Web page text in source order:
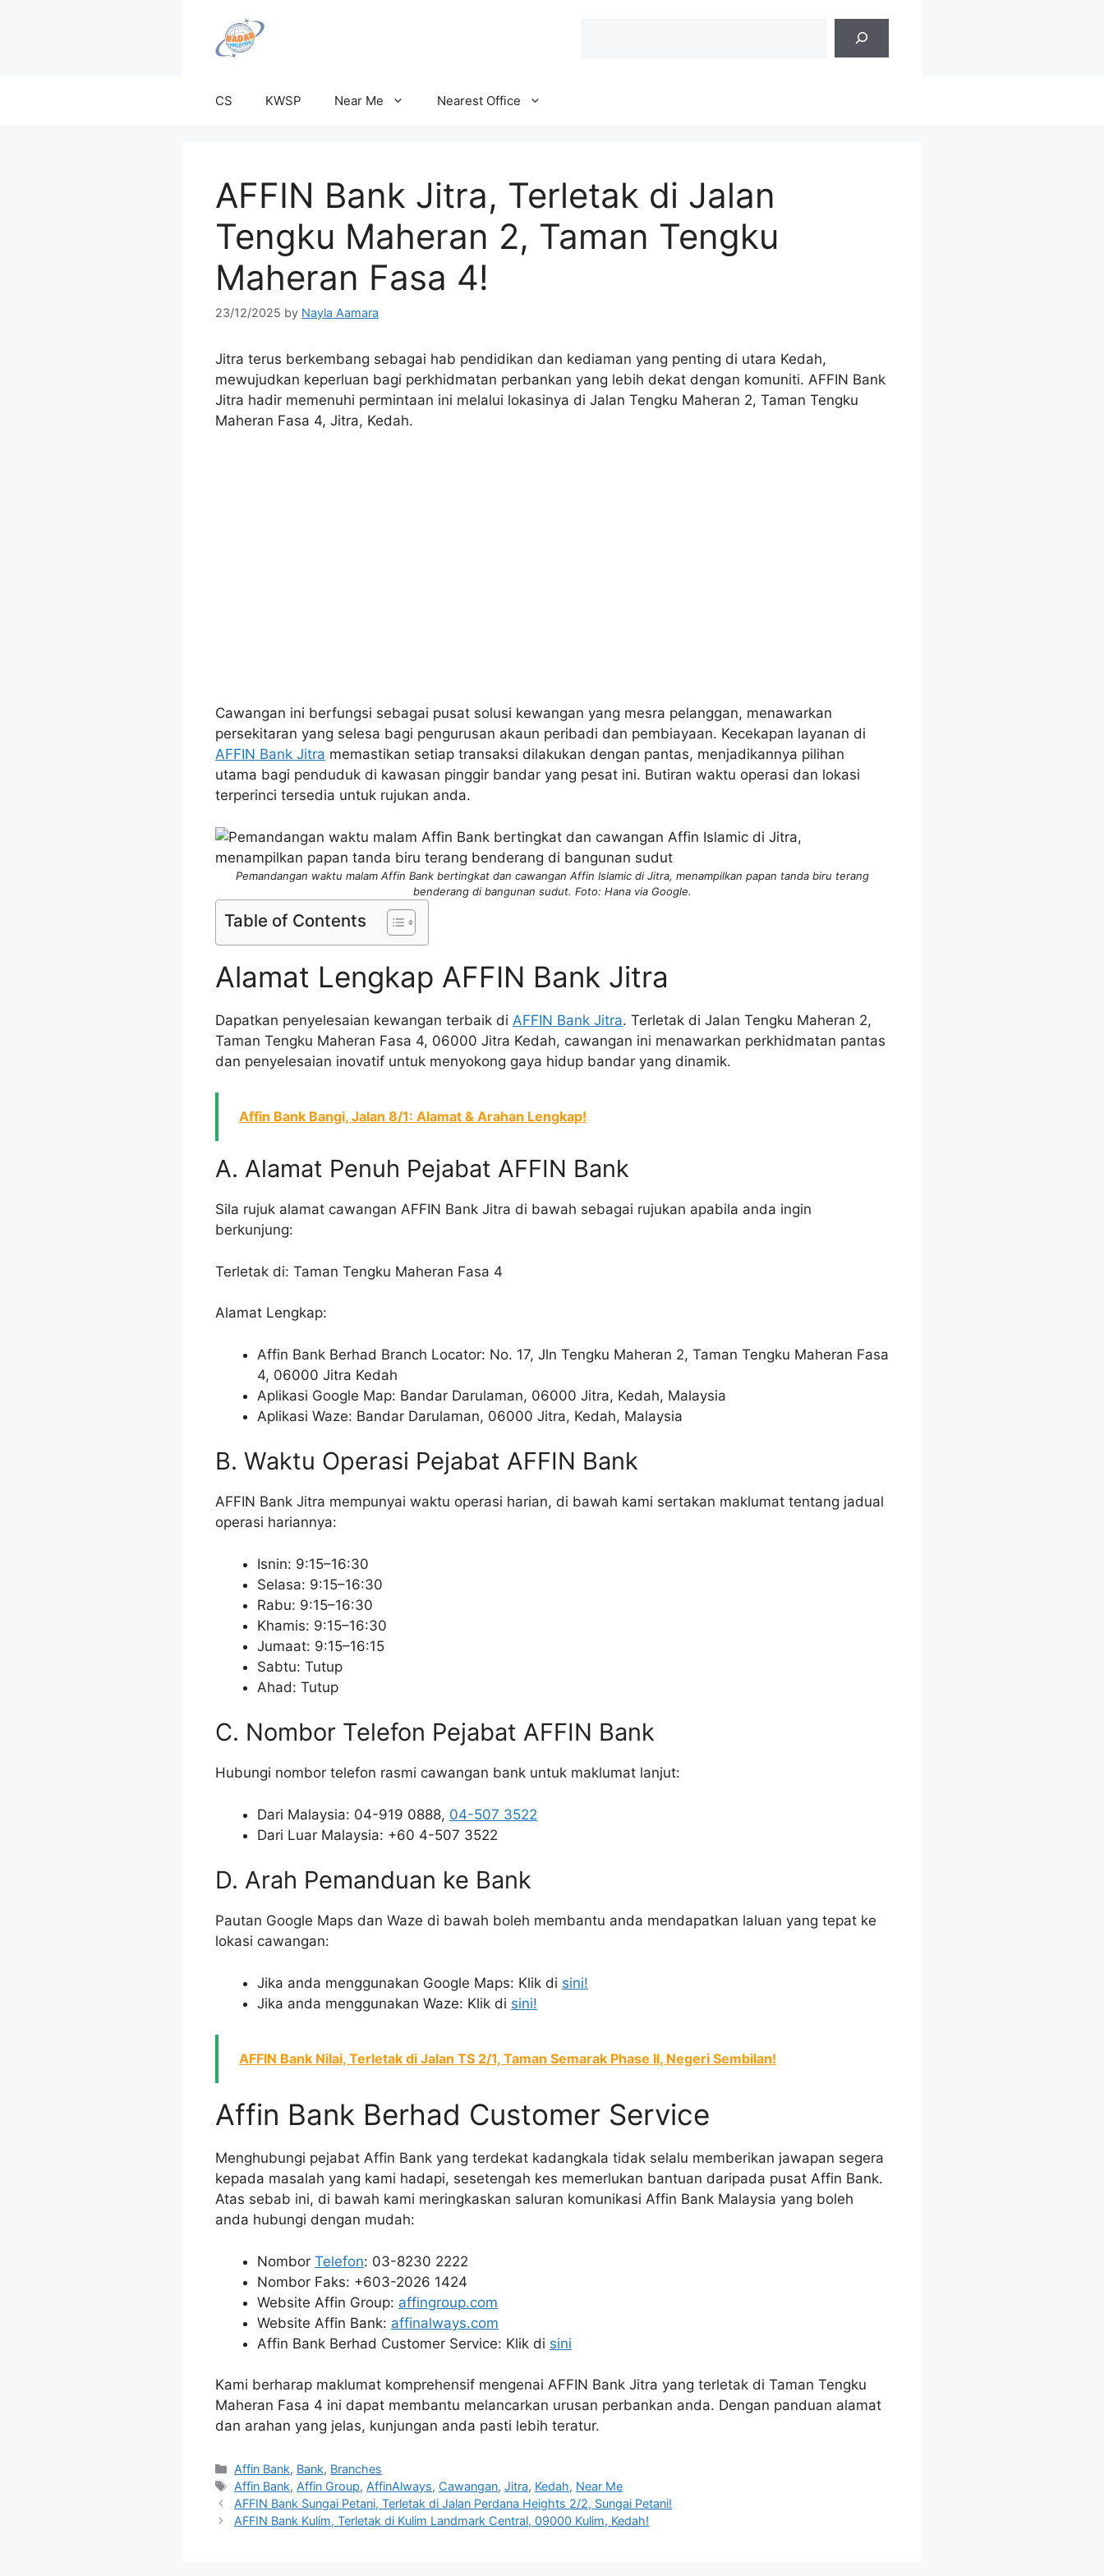
CS KWSP Near Me Nearest Office
AFFIN Bank Jitra, Terletak di Jalan
Tengku Maheran 2, Taman Tengku
Maheran Fasa 4!
23/12/2025 by Nayla Aamara
Jitra terus berkembang sebagai hab pendidikan dan kediaman yang penting di utara Kedah,
mewujudkan keperluan bagi perkhidmatan perbankan yang lebih dekat dengan komuniti. AFFIN Bank
Jitra hadir memenuhi permintaan ini melalui lokasinya di Jalan Tengku Maheran 2, Taman Tengku
Maheran Fasa 4, Jitra, Kedah.
Cawangan ini berfungsi sebagai pusat solusi kewangan yang mesra pelanggan, menawarkan
persekitaran yang selesa bagi pengurusan akaun peribadi dan pembiayaan. Kecekapan layanan di
AFFIN Bank Jitra memastikan setiap transaksi dilakukan dengan pantas, menjadikannya pilihan
utama bagi penduduk di kawasan pinggir bandar yang pesat ini. Butiran waktu operasi dan lokasi
terperinci tersedia untuk rujukan anda.
Pemandangan waktu malam Affin Bank bertingkat dan cawangan Affin Islamic di Jitra, menampilkan papan tanda biru terang
benderang di bangunan sudut. Foto: Hana via Google.
Table of Contents
Alamat Lengkap AFFIN Bank Jitra
Dapatkan penyelesaian kewangan terbaik di AFFIN Bank Jitra. Terletak di Jalan Tengku Maheran 2,
Taman Tengku Maheran Fasa 4, 06000 Jitra Kedah, cawangan ini menawarkan perkhidmatan pantas
dan penyelesaian inovatif untuk menyokong gaya hidup bandar yang dinamik.
Affin Bank Bangi, Jalan 8/1: Alamat & Arahan Lengkap!
A. Alamat Penuh Pejabat AFFIN Bank
Sila rujuk alamat cawangan AFFIN Bank Jitra di bawah sebagai rujukan apabila anda ingin
berkunjung:
Terletak di: Taman Tengku Maheran Fasa 4
Alamat Lengkap:
Affin Bank Berhad Branch Locator: No. 17, Jln Tengku Maheran 2, Taman Tengku Maheran Fasa
4, 06000 Jitra Kedah
Aplikasi Google Map: Bandar Darulaman, 06000 Jitra, Kedah, Malaysia
Aplikasi Waze: Bandar Darulaman, 06000 Jitra, Kedah, Malaysia
B. Waktu Operasi Pejabat AFFIN Bank
AFFIN Bank Jitra mempunyai waktu operasi harian, di bawah kami sertakan maklumat tentang jadual
operasi hariannya:
Isnin: 9:15–16:30
Selasa: 9:15–16:30
Rabu: 9:15–16:30
Khamis: 9:15–16:30
Jumaat: 9:15–16:15
Sabtu: Tutup
Ahad: Tutup
C. Nombor Telefon Pejabat AFFIN Bank
Hubungi nombor telefon rasmi cawangan bank untuk maklumat lanjut:
Dari Malaysia: 04-919 0888, 04-507 3522
Dari Luar Malaysia: +60 4-507 3522
D. Arah Pemanduan ke Bank
Pautan Google Maps dan Waze di bawah boleh membantu anda mendapatkan laluan yang tepat ke
lokasi cawangan:
Jika anda menggunakan Google Maps: Klik di sini!
Jika anda menggunakan Waze: Klik di sini!
AFFIN Bank Nilai, Terletak di Jalan TS 2/1, Taman Semarak Phase II, Negeri Sembilan!
Affin Bank Berhad Customer Service
Menghubungi pejabat Affin Bank yang terdekat kadangkala tidak selalu memberikan jawapan segera
kepada masalah yang kami hadapi, sesetengah kes memerlukan bantuan daripada pusat Affin Bank.
Atas sebab ini, di bawah kami meringkaskan saluran komunikasi Affin Bank Malaysia yang boleh
anda hubungi dengan mudah:
Nombor Telefon: 03-8230 2222
Nombor Faks: +603-2026 1424
Website Affin Group: affingroup.com
Website Affin Bank: affinalways.com
Affin Bank Berhad Customer Service: Klik di sini
Kami berharap maklumat komprehensif mengenai AFFIN Bank Jitra yang terletak di Taman Tengku
Maheran Fasa 4 ini dapat membantu melancarkan urusan perbankan anda. Dengan panduan alamat
dan arahan yang jelas, kunjungan anda pasti lebih teratur.
Categories
Affin Bank, Bank, Branches
Tags
Affin Bank, Affin Group, AffinAlways, Cawangan,Jitra, Kedah, Near Me
AFFIN Bank Sungai Petani, Terletak di Jalan Perdana Heights 2/2, Sungai Petani!
AFFIN Bank Kulim, Terletak di Kulim Landmark Central, 09000 Kulim, Kedah!